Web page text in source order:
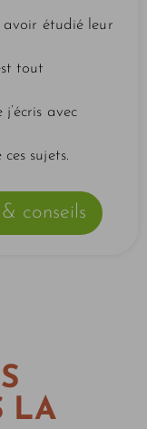
étudié leur
tout
avec
sujets.
conseils
LA